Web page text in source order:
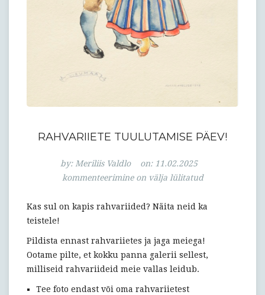
RAHVARIIETE TUULUTAMISE PÄEV!
by:Meriliis Valdlo on: 11.02.2025
kommenteerimine on välja lülitatud
Kas sul on kapis rahvariided? Näita neid ka
teistele!
Pildista ennast rahvariietes ja jaga meiega!
Ootame pilte, et kokku panna galerii sellest,
milliseid rahvariideid meie vallas leidub.
Tee foto endast või oma rahvariietest